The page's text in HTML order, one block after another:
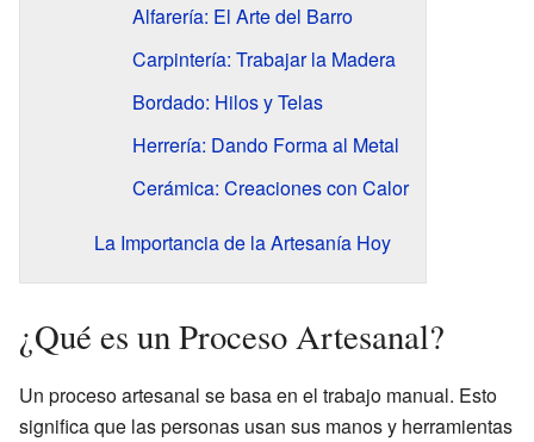
Alfarería: El Arte del Barro
Carpintería: Trabajar la Madera
Bordado: Hilos y Telas
Herrería: Dando Forma al Metal
Cerámica: Creaciones con Calor
La Importancia de la Artesanía Hoy
¿Qué es un Proceso Artesanal?
Un proceso artesanal se basa en el trabajo manual. Esto
significa que las personas usan sus manos y herramientas